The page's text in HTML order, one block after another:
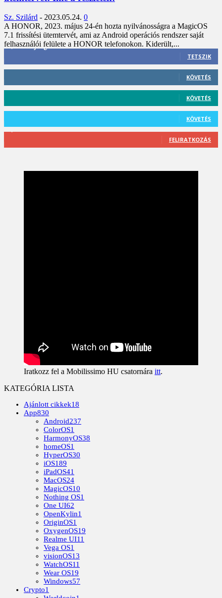
Sz. Szilárd - 2023.05.24. 0
A HONOR, 2023. május 24-én hozta nyilvánosságra a MagicOS
7.1 frissítési ütemtervét, ami az Android operációs rendszer saját
felhasználói felülete a HONOR telefonokon. Kiderült,...
3,452 Rajongók
TETSZIK
KÖVETÉS
KÖVETÉS
KÖVETÉS
FELIRATKOZÁS
Iratkozz fel a Mobilissimo HU csatornára itt.
KATEGÓRIA LISTA
Ajánlott cikkek18
App830
Android237
ColorOS1
HarmonyOS38
homeOS1
HyperOS30
iOS189
iPadOS41
MacOS24
MagicOS10
Nothing OS1
One UI62
OpenKylin1
OriginOS1
OxygenOS19
Realme UI11
Vega OS1
visionOS13
WatchOS11
Wear OS19
Windows57
Crypto1